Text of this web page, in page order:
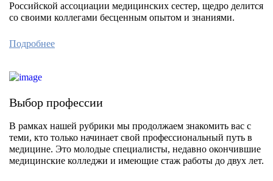
Российской ассоциации медицинских сестер, щедро делится
со своими коллегами бесценным опытом и знаниями.
Подробнее
Выбор профессии
В рамках нашей рубрики мы продолжаем знакомить вас с
теми, кто только начинает свой профессиональный путь в
медицине. Это молодые специалисты, недавно окончившие
медицинские колледжи и имеющие стаж работы до двух лет.